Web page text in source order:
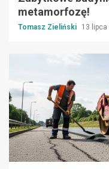
metamorfozę!
Tomasz Zieliński 13 lipca